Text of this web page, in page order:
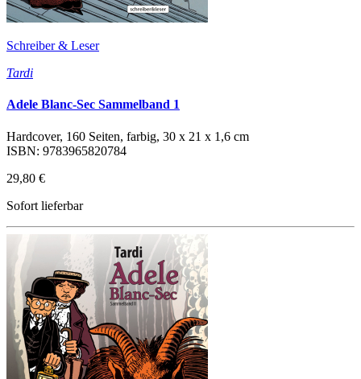
Schreiber & Leser
Tardi
Adele Blanc-Sec Sammelband 1
Hardcover, 160 Seiten, farbig, 30 x 21 x 1,6 cm
ISBN: 9783965820784
29,80 €
Sofort lieferbar